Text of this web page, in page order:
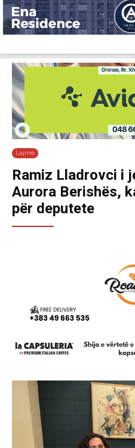
Lajme
Ramiz Lladrovci i
Aurora Berishës,
për deputete